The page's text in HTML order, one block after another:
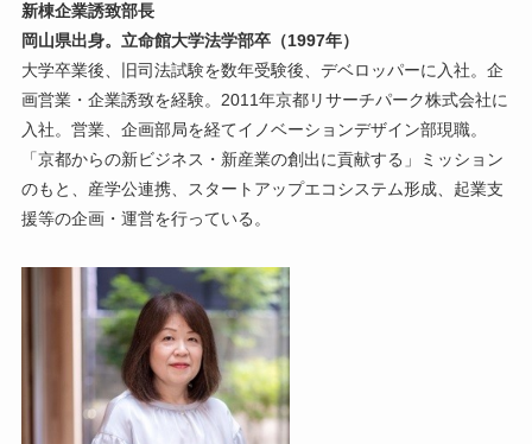
新棟企業誘致部長
岡山県出身。立命館大学法学部卒（1997年）
大学卒業後、旧司法試験を数年受験後、デベロッパーに入社。企
画営業・企業誘致を経験。2011年京都リサーチパーク株式会社に
入社。営業、企画部局を経てイノベーションデザイン部現職。
「京都からの新ビジネス・新産業の創出に貢献する」ミッション
のもと、産学公連携、スタートアップエコシステム形成、起業支
援等の企画・運営を行っている。